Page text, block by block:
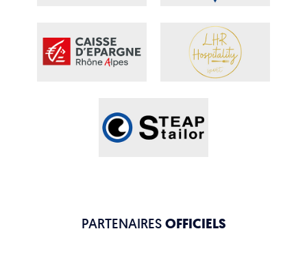
PARTENAIRESOFFICIELS